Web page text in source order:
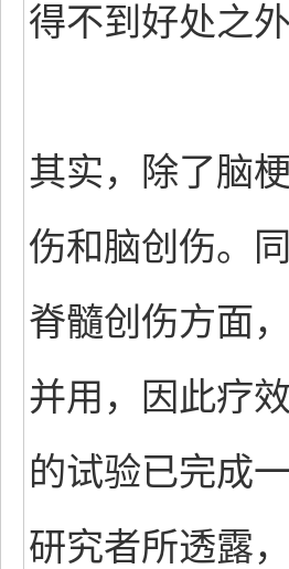
得不到好处之
其实，除了脑
伤和脑创伤。
脊髓创伤方面
并用，因此疗
的试验已完成
研究者所透露